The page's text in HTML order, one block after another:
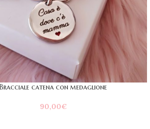
Bracciale catena con medaglione
90,00€